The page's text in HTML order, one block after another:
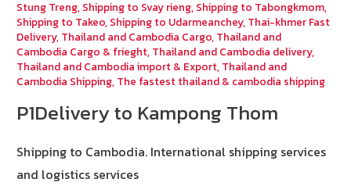
Stung Treng, Shipping to Svay rieng, Shipping to Tabongkmom,
Shipping to Takeo, Shipping to Udarmeanchey, Thai-khmer Fast
Delivery, Thailand and Cambodia Cargo, Thailand and
Cambodia Cargo & frieght, Thailand and Cambodia delivery,
Thailand and Cambodia import & Export, Thailand and
Cambodia Shipping, The fastest thailand & cambodia shipping
P1Delivery to Kampong Thom
Shipping to Cambodia. International shipping services
and logistics services